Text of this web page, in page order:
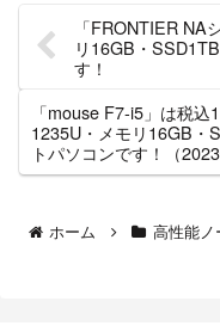
「FRONTIER NA
リ16GB・
す！
「mouse F7-i5」は税
1235U・メモリ16GB・
トパソコンです！（
限定）
ホーム 高性能ノ